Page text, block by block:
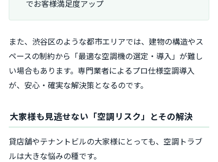
でお客様満足度アップ
また、渋谷区のような都市エリアでは、建物の構造やス
ペースの制約から「最適な空調機の選定・導入」が難し
い場合もあります。専門業者によるプロ仕様空調導入
が、安心・確実な解決策となるのです。
大家様も見逃せない「空調リスク」とその解決
貸店舗やテナントビルの大家様にとっても、空調トラブ
ルは大きな悩みの種です。